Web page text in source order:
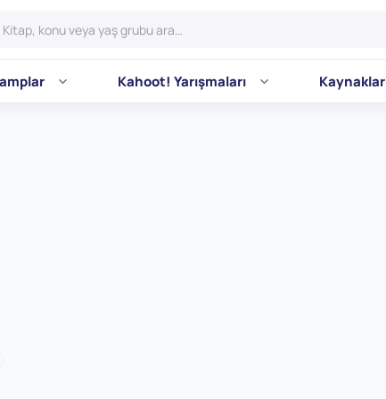
Kahoot! Yarışmaları Kaynaklar